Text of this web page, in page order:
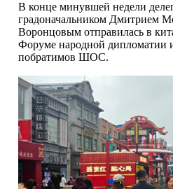
В конце минувшей недели
градоначальником Дмитрием
Воронцовым отправилась в
Форуме народной дипломатии
побратимов ШОС.